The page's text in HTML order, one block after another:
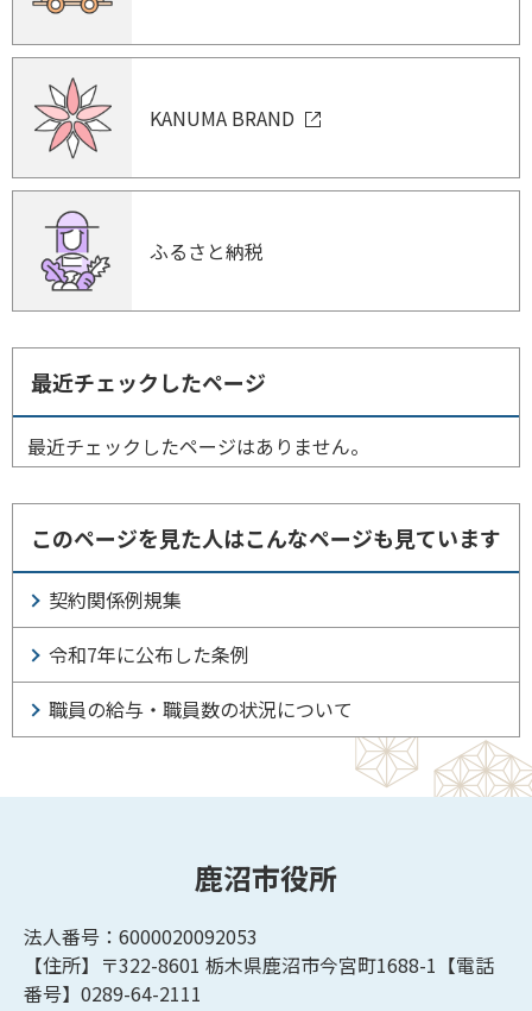
KANUMA BRAND
ふるさと納税
最近チェックしたページ
最近チェックしたページはありません。
このページを見た人はこんなページも見ています
契約関係例規集
令和7年に公布した条例
職員の給与・職員数の状況について
鹿沼市役所
法人番号：6000020092053
【住所】〒322-8601 栃木県鹿沼市今宮町1688-1【電話
番号】0289-64-2111